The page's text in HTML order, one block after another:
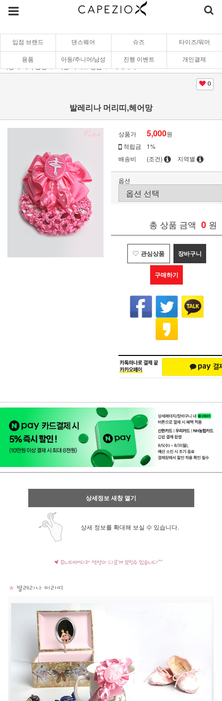
입점 브랜드 댄스웨어 슈즈 타이즈/워머
용품 아동/주니어/남성 진행 이벤트 개인결제
0
발레리나 머리띠,헤어망
상품가 5,000원
적립금
1%
배송비
(조건) 지역별
옵션
총 상품 금액 0 원
관심상품 장바구니
구매하기
상세정보 새창 열기
상세 정보를 확대해 보실 수 있습니다.